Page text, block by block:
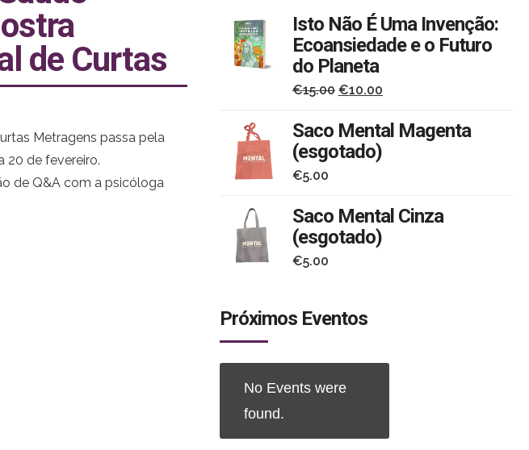
de Curtas
Metragens passa pela
20 de fevereiro.
de Q&A com a psicóloga
Isto Não É Uma Invenção:
Ecoansiedade e o Futuro
do Planeta
€15.00 O
original
era:
€10.00O
atual
é:
Saco Mental Magenta
(esgotado)
€5.00
Saco Mental Cinza
(esgotado)
€5.00
Próximos Eventos
No Events were
found.